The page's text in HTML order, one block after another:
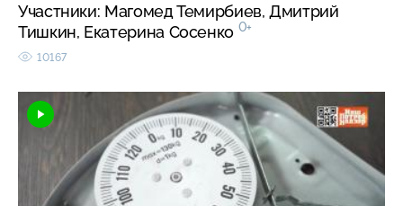
Участники: Магомед Темирбиев, Дмитрий
Тишкин, Екатерина Сосенко 0+
10167